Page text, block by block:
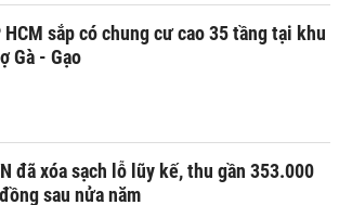
HCM sắp có chung cư cao 35 tầng tại khu
Gà - Gạo
đã xóa sạch lỗ lũy kế, thu gần 353.000
sau nửa năm